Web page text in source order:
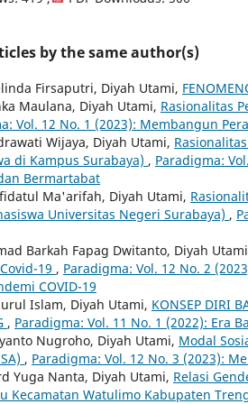
by the same author(s)
Firsaputri, Diyah Utami,
Maulana, Diyah Utami, Rasionalitas
Vol. 12 No. 1 (2023): Membangun
Wijaya, Diyah Utami,
di Kampus Surabaya) , Paradigma:
Bermartabat
Ma'arifah, Diyah Utami,
Universitas Negeri Surabaya) ,
Barkah Fapag Dwitanto, Diyah
19 , Paradigma: Vol. 12 No. 2
COVID-19
Islam, Diyah Utami, KONSEP DIRI
, Paradigma: Vol. 11 No. 1 (2022): Era
Nugroho, Diyah Utami, Modal
, Paradigma: Vol. 12 No. 3 (2023):
Yuga Nanta, Diyah Utami, Relasi
Kecamatan Watulimo Kabupaten